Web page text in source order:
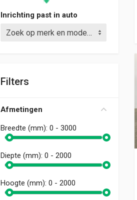
Inrichting past in auto
Zoek op merk en model (bijv. Crafter L3)
Filters
Afmetingen
Breedte (mm): 0 - 3000
Diepte (mm): 0 - 2000
Hoogte (mm): 0 - 2000